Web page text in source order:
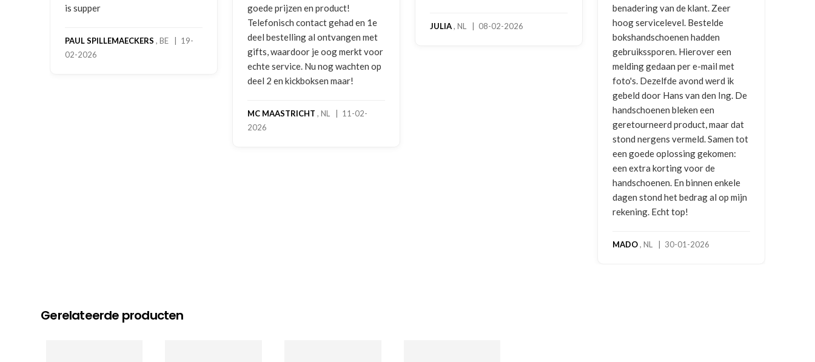
is supper
PAUL SPILLEMAECKERS, BE | 19-
02-2026
goede prijzen en product!
Telefonisch contact gehad en 1e
deel bestelling al ontvangen met
gifts, waardoor je oog merkt voor
echte service. Nu nog wachten op
deel 2 en kickboksen maar!
MC MAASTRICHT, NL | 11-02-
2026
JULIA, NL | 08-02-2026
benadering van de klant. Zeer
hoog servicelevel. Bestelde
bokshandschoenen hadden
gebruikssporen. Hierover een
melding gedaan per e-mail met
foto's. Dezelfde avond werd ik
gebeld door Hans van den Ing. De
handschoenen bleken een
geretourneerd product, maar dat
stond nergens vermeld. Samen tot
een goede oplossing gekomen:
een extra korting voor de
handschoenen. En binnen enkele
dagen stond het bedrag al op mijn
rekening. Echt top!
MADO, NL | 30-01-2026
Gerelateerde producten